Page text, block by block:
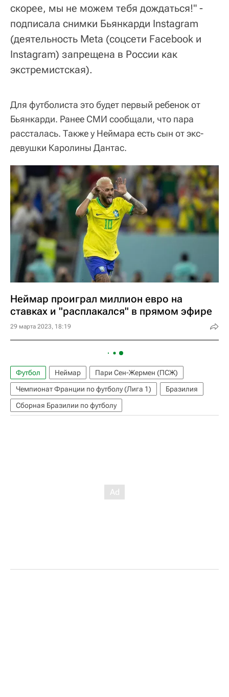
скорее, мы не можем тебя дождаться!" -
подписала снимки Бьянкарди Instagram
(деятельность Meta (соцсети Facebook и
Instagram) запрещена в России как
экстремистская).
Для футболиста это будет первый ребенок от
Бьянкарди. Ранее СМИ сообщали, что пара
рассталась. Также у Неймара есть сын от экс-
девушки Каролины Дантас.
Неймар проиграл миллион евро на
ставках и "расплакался" в прямом эфире
29 марта 2023, 18:19
Футбол Неймар
Пари Сен-Жермен (ПСЖ)
Чемпионат Франции по футболу (Лига 1)
Бразилия
Сборная Бразилии по футболу